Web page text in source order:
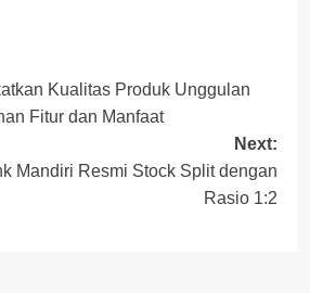
Kualitas Produk Unggulan
Fitur dan Manfaat
Next:
Mandiri Resmi Stock Split dengan
Rasio 1:2